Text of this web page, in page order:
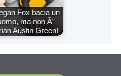
Fox bacia un
ma non Ã¨
Austin Green!